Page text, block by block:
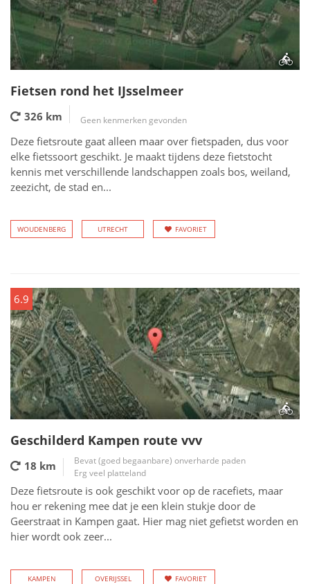
Fietsen rond het IJsselmeer
326 km Geen kenmerken gevonden
Deze fietsroute gaat alleen maar over fietspaden, dus voor
elke fietssoort geschikt. Je maakt tijdens deze fietstocht
kennis met verschillende landschappen zoals bos, weiland,
zeezicht, de stad en...
WOUDENBERG UTRECHT FAVORIET
6.9
Geschilderd Kampen route vvv
18 km
Bevat (goed begaanbare) onverharde paden
Erg veel platteland
Deze fietsroute is ook geschikt voor op de racefiets, maar
hou er rekening mee dat je een klein stukje door de
Geerstraat in Kampen gaat. Hier mag niet gefietst worden en
hier wordt ook zeer...
KAMPEN OVERIJSSEL FAVORIET